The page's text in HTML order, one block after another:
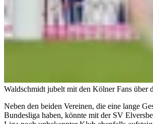
Waldschmidt jubelt mit den Kölner Fans über
Neben den beiden Vereinen, die eine lange
Bundesliga haben, könnte mit der SV